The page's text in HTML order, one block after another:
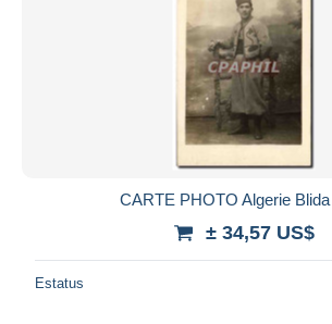
CARTE PHOTO Algerie
± 34,57 US$
Estatus